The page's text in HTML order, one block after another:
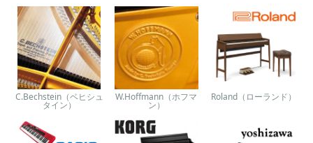
C.Bechstein（ベヒシュ
タイン）
W.Hoffmann（ホフマ
ン）
Roland（ローランド）